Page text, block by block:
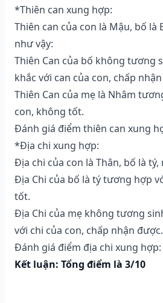
*Thiên can xung hợp:
Thiên can của con là Mậu, bố là
như vậy:
Thiên Can của bố không tương
khắc với can của con, chấp
Thiên Can của mẹ là Nhâm
con, không tốt.
Đánh giá điểm thiên can xung
*Địa chi xung hợp:
Địa chi của con là Thân, bố là tý,
Địa Chi của bố là tý tương hợp
tốt.
Địa Chi của mẹ không tương
với chi của con, chấp nhận được.
Đánh giá điểm địa chi xung hợp:
Kết luận: Tổng điểm là 3/10